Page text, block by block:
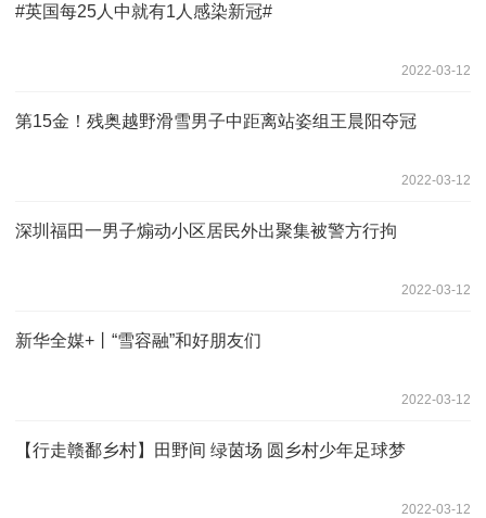
#英国每25人中就有1人感染新冠#
2022-03-12
第15金！残奥越野滑雪男子中距离站姿组王晨阳夺冠
2022-03-12
深圳福田一男子煽动小区居民外出聚集被警方行拘
2022-03-12
新华全媒+丨“雪容融”和好朋友们
2022-03-12
【行走赣鄱乡村】田野间 绿茵场 圆乡村少年足球梦
2022-03-12